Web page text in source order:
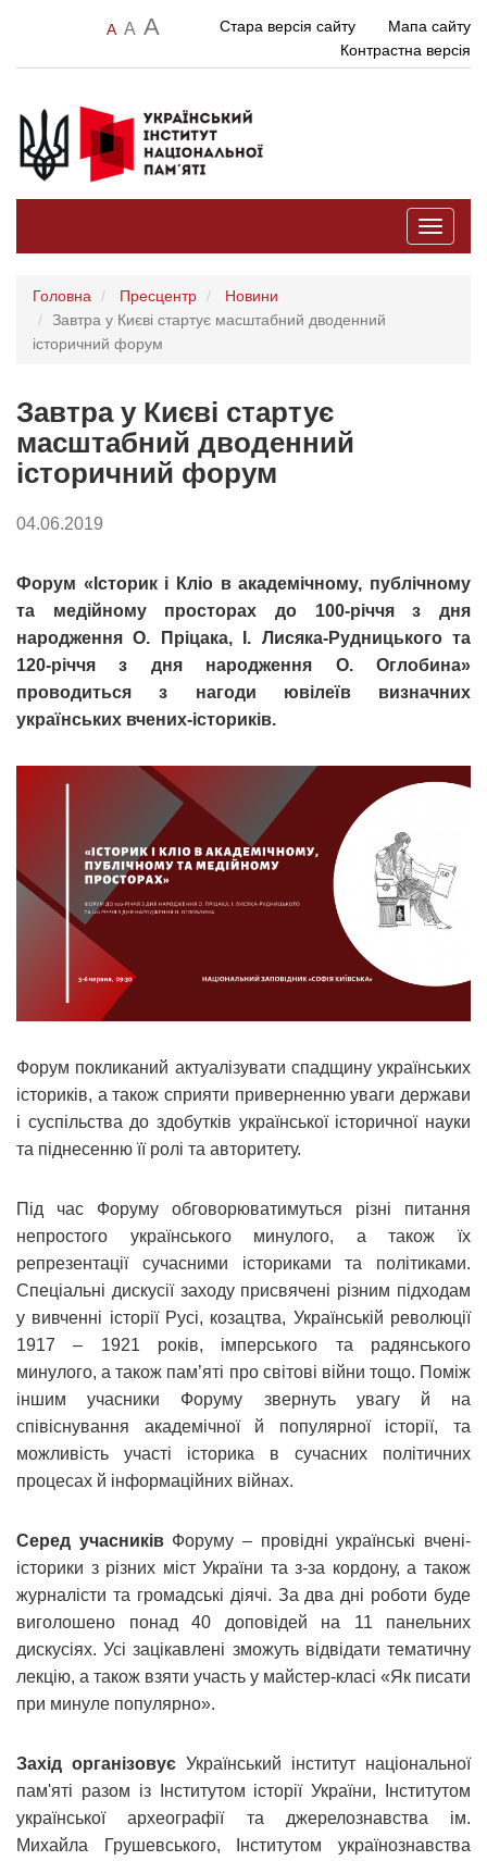
A A A Стара версія сайту
Мапа сайту
Контрастна версія
Toggle
Головна Пресцентр
Новини
Завтра у Києві стартує масштабний дводенний
історичний форум
Завтра у Києві стартує
масштабний дводенний
історичний форум
04.06.2019
Форум «Історик і Кліо в академічному, публічному
та медійному просторах до 100-річчя з дня
народження О. Пріцака, І. Лисяка-Рудницького та
120-річчя з дня народження О. Оглобина»
проводиться з нагоди ювілеїв визначних
українських вчених-істориків.
Форум покликаний актуалізувати спадщину українських
істориків, а також сприяти приверненню уваги держави
і суспільства до здобутків української історичної науки
та піднесенню її ролі та авторитету.
Під час Форуму обговорюватимуться різні питання
непростого українського минулого, а також їх
репрезентації сучасними істориками та політиками.
Спеціальні дискусії заходу присвячені різним підходам
у вивченні історії Русі, козацтва, Українській революції
1917 – 1921 років, імперського та радянського
минулого, а також пам’яті про світові війни тощо. Поміж
іншим учасники Форуму звернуть увагу й на
співіснування академічної й популярної історії, та
можливість участі історика в сучасних політичних
процесах й інформаційних війнах.
Серед учасників Форуму – провідні українські вчені-
історики з різних міст України та з-за кордону, а також
журналісти та громадські діячі. За два дні роботи буде
виголошено понад 40 доповідей на 11 панельних
дискусіях. Усі зацікавлені зможуть відвідати тематичну
лекцію, а також взяти участь у майстер-класі «Як писати
при минуле популярно».
Захід організовує Український інститут національної
пам'яті разом із Інститутом історії України, Інститутом
української археографії та джерелознавства ім.
Михайла Грушевського, Інститутом українознавства